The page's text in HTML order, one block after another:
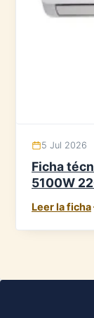
5 Jul 2026
Ficha
5100W
Leer la ficha